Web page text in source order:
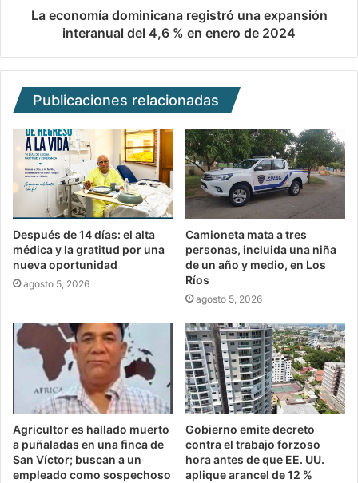
La economía dominicana registró una expansión
interanual del 4,6 % en enero de 2024
Publicaciones relacionadas
Después de 14 días: el alta
médica y la gratitud por una
nueva oportunidad
agosto 5, 2026
Camioneta mata a tres
personas, incluida una niña
de un año y medio, en Los
Ríos
agosto 5, 2026
Agricultor es hallado muerto
a puñaladas en una finca de
San Víctor; buscan a un
empleado como sospechoso
Gobierno emite decreto
contra el trabajo forzoso
hora antes de que EE. UU.
aplique arancel de 12 %